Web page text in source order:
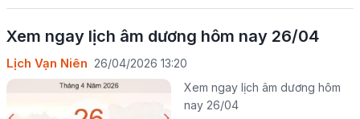
Xem ngay lịch âm dương hôm nay 26/04
Lịch Vạn Niên 26/04/2026 13:20
Xem ngay lịch âm dương hôm
nay 26/04